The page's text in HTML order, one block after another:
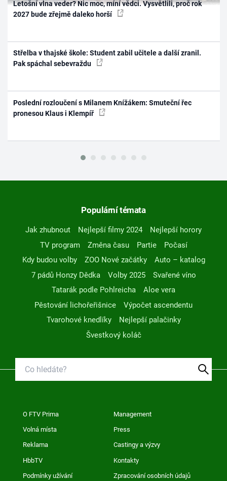
Letošní vlna veder? Nic moc, míní vědci. Vysvětlili, proč rok
2027 bude zřejmě daleko horší
Střelba v thajské škole: Student zabil učitele a další zranil.
Pak spáchal sebevraždu
Poslední rozloučení s Milanem Knížákem: Smuteční řec
pronesou Klaus i Klempíř
Populární témata
Jak zhubnout Nejlepší filmy 2024
Nejlepší horory
TV program
Změna času Partie
Počasí
Kdy budou volby
ZOO Nové začátky
Auto – katalog
7 pádů Honzy Dědka
Volby 2025
Svařené víno
Tatarák podle Pohlreicha
Aloe vera
Pěstování lichořeřišnice
Výpočet ascendentu
Tvarohové knedlíky
Nejlepší palačinky
Švestkový koláč
O FTV Prima Management
Volná místa Press
Reklama Castingy a výzvy
HbbTV Kontakty
Podmínky užívání Zpracování osobních údajů